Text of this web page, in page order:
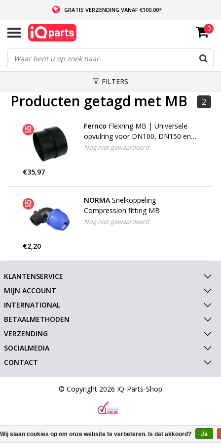
GRATIS VERZENDING VANAF €100,00*
INDIEN VOORRADIG: VOOR 14:00 BESTELD, ZELFDE DAG VERZONDEN
WERELDWIJDE LEVERING
0
FILTERS
Producten getagd met MB 2
Fernco Flexring MB | Universele
opvulring voor DN100, DN150 en
DN200
Nog niet gewaardeerd
€35,97
NORMA Snelkoppeling
Compression fitting MB
Nog niet gewaardeerd
€2,20
KLANTENSERVICE
MIJN ACCOUNT
INTERNATIONAL
BETAALMETHODEN
VERZENDING
SOCIALMEDIA
CONTACT
© Copyright 2026 IQ-Parts-Shop
Wij slaan cookies op om onze website te verbeteren. Is dat akkoord? Ja